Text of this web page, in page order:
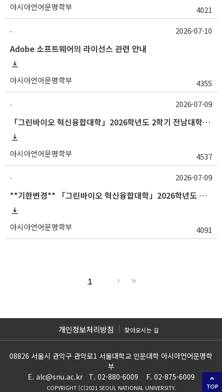
아시아언어문명학부 4021
-
Adobe 소프트웨어의 라이선스 관련 안내
아시아언어문명학부 4355
2026-07-10
-
「그린바이오 혁신융합대학」2026학년도 2학기 전남대학교 교류 수학 안내
아시아언어문명학부 4537
2026-07-09
-
**기한변경** 「그린바이오 혁신융합대학」2026학년도 하계 충남대학교 교류 수학 안내
아시아언어문명학부 4091
2026-07-09
1
TOP
개인정보처리방침 찾아오시는 길
08826 서울시 관악구 관악로1 서울대학교 인문대학 아시아언어문명학
부
E. alc@snu.ac.kr T. 02-880-6009 F. 02-875-6009
COPYRIGHT (C)2021 SEOUL NATIONAL UNIVERSITY.